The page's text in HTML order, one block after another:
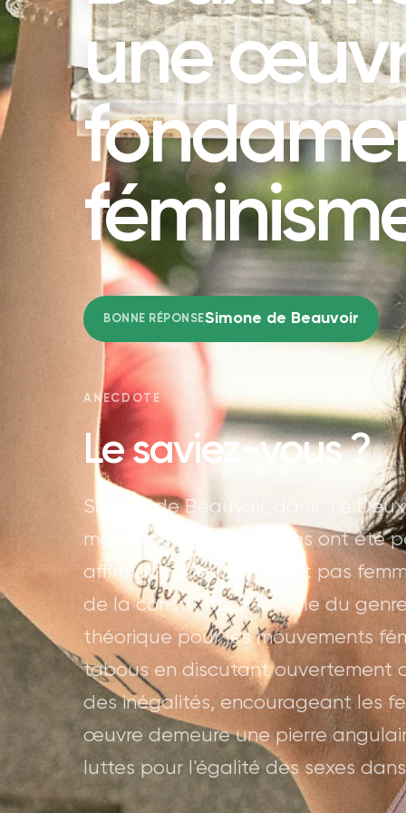
une
BONNE RÉPONSESimone de Beauvoir
ANECDOTE
Le saviez-vous ?
Simone de Beauvoir, dans "Le
manière dont les femmes ont été
affirmant que "on ne naît pas
de la construction sociale du
théorique pour les mouvements
tabous en discutant ouvertement
des inégalités, encourageant les
œuvre demeure une pierre
luttes pour l'égalité des sexes